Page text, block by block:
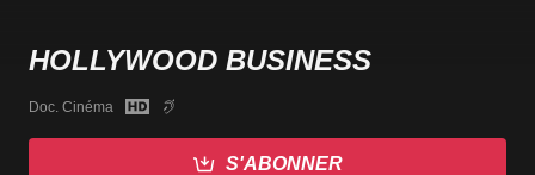
HOLLYWOOD BUSINESS
Doc. Cinéma
S'ABONNER